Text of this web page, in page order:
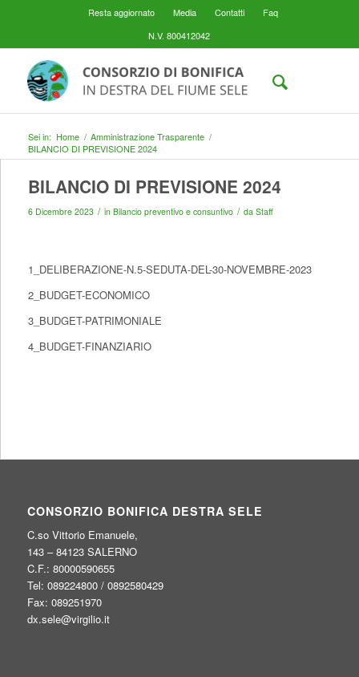
Resta aggiornato Media Contatti
Faq
N.V. 800412042
Sei in: Home / Amministrazione Trasparente /
BILANCIO DI PREVISIONE 2024
BILANCIO DI PREVISIONE 2024
6 Dicembre 2023 / in Bilancio preventivo e consuntivo / da Staff
1_DELIBERAZIONE-N.5-SEDUTA-DEL-30-NOVEMBRE-2023
2_BUDGET-ECONOMICO
3_BUDGET-PATRIMONIALE
4_BUDGET-FINANZIARIO
CONSORZIO BONIFICA DESTRA SELE
C.so Vittorio Emanuele,
143 – 84123 SALERNO
C.F.: 80000590655
Tel: 089224800 / 0892580429
Fax: 089251970
dx.sele@virgilio.it